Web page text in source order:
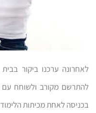
לאחרונה ערכנו ביקור
להתרשם מקורב ולשוחח עם
בכניסה לאחת מכיתות